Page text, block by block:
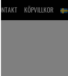
KÖPVILLKOR